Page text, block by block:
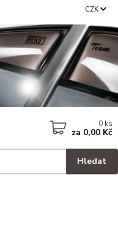
CZK
Hledat
0 ks
za 0,00 Kč